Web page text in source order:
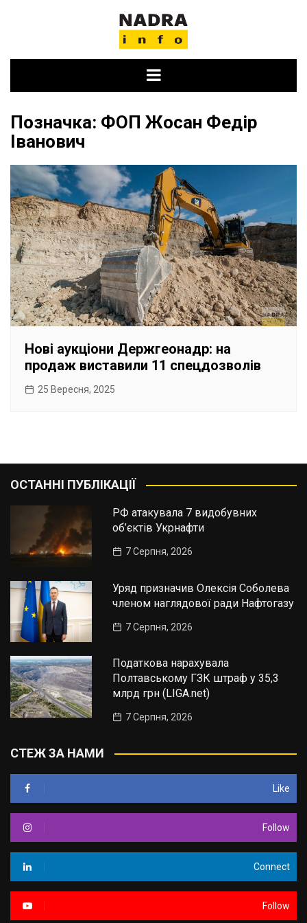
Позначка: ФОП Жосан Федір
Іванович
Нові аукціони Держгеонадр: на
продаж виставили 11 спецдозволів
25 Вересня, 2025
ОСТАННІ ПУБЛІКАЦІЇ
РФ атакувала 7 видобувних
об’єктів Укрнафти
7 Серпня, 2026
Уряд призначив Олексія Соболева
членом наглядової ради Нафтогазу
7 Серпня, 2026
Податкова нарахувала
Полтавському ГЗК штраф у 35,3
млрд грн (LIGA.net)
7 Серпня, 2026
СТЕЖ ЗА НАМИ
Like
Follow
Connect
Follow